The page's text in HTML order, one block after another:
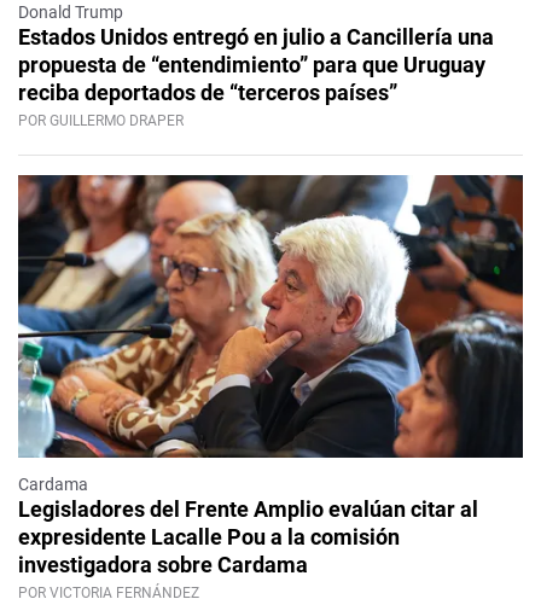
Donald Trump
Estados Unidos entregó en julio a Cancillería una
propuesta de “entendimiento” para que Uruguay
reciba deportados de “terceros países”
POR GUILLERMO DRAPER
Cardama
Legisladores del Frente Amplio evalúan citar al
expresidente Lacalle Pou a la comisión
investigadora sobre Cardama
POR VICTORIA FERNÁNDEZ